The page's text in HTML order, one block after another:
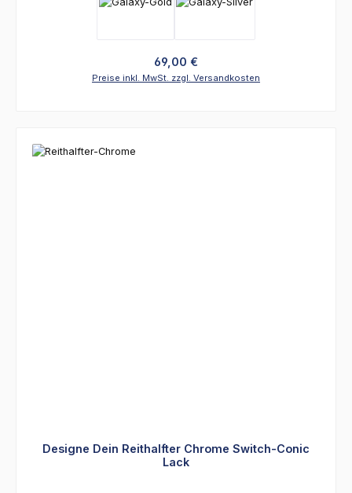
Regulärer Preis:
69,00 €
Preise inkl. MwSt. zzgl. Versandkosten
Designe Dein Reithalfter Chrome Switch-Conic
Lack